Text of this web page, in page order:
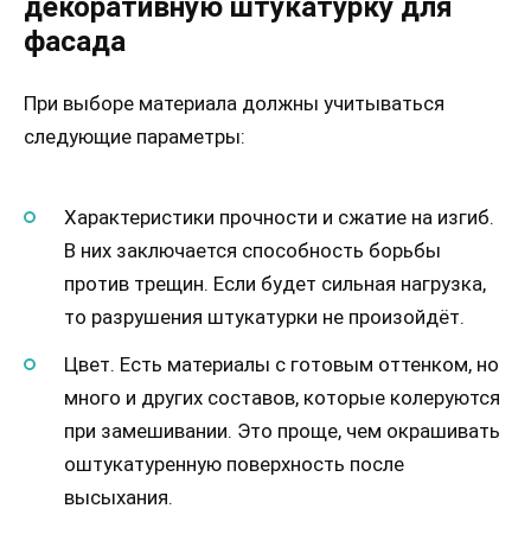
фасада
При выборе материала должны учитываться
следующие параметры:
Характеристики прочности и сжатие на изгиб.
В них заключается способность борьбы
против трещин. Если будет сильная нагрузка,
то разрушения штукатурки не произойдёт.
Цвет. Есть материалы с готовым оттенком, но
много и других составов, которые колеруются
при замешивании. Это проще, чем окрашивать
оштукатуренную поверхность после
высыхания.